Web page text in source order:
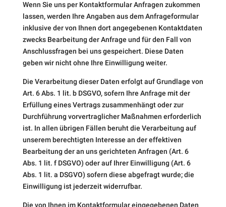
Wenn Sie uns per Kontaktformular Anfragen zukommen
lassen, werden Ihre Angaben aus dem Anfrageformular
inklusive der von Ihnen dort angegebenen Kontaktdaten
zwecks Bearbeitung der Anfrage und für den Fall von
Anschlussfragen bei uns gespeichert. Diese Daten
geben wir nicht ohne Ihre Einwilligung weiter.
Die Verarbeitung dieser Daten erfolgt auf Grundlage von
Art. 6 Abs. 1 lit. b DSGVO, sofern Ihre Anfrage mit der
Erfüllung eines Vertrags zusammenhängt oder zur
Durchführung vorvertraglicher Maßnahmen erforderlich
ist. In allen übrigen Fällen beruht die Verarbeitung auf
unserem berechtigten Interesse an der effektiven
Bearbeitung der an uns gerichteten Anfragen (Art. 6
Abs. 1 lit. f DSGVO) oder auf Ihrer Einwilligung (Art. 6
Abs. 1 lit. a DSGVO) sofern diese abgefragt wurde; die
Einwilligung ist jederzeit widerrufbar.
Die von Ihnen im Kontaktformular eingegebenen Daten